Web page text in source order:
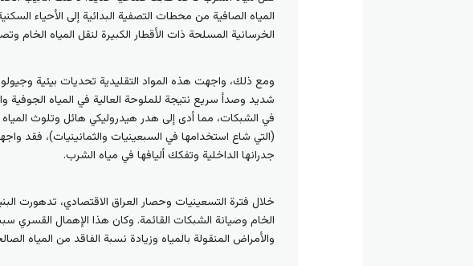
المياه الصافية من محطات التصفية البدائية إلى الأحياء
الخرسانية المسلحة ذات الأقطار الكبيرة لنقل المياه
ومع ذلك، واجهت هذه المواد التقليدية تحديات بيئية
شديد وصدأ سريع نتيجة للملوحة العالية في المياه
في الشبكات، مما أدى إلى هدر هيدروليكي هائل وتلوث
(التي شاع استخدامها في السبعينيات والثمانينيات)، فقد
جدرانها الداخلية وتفكك أليافها في مياه الشرب.
خلال فترة التسعينيات وحصار العراق الاقتصادي، تدهورت
الخام وصيانة الشبكات القائمة. وكان هذا الإهمال القسري
والأمراض المنقولة بالمياه وزيادة نسبة الفاقد من المياه الصالحة